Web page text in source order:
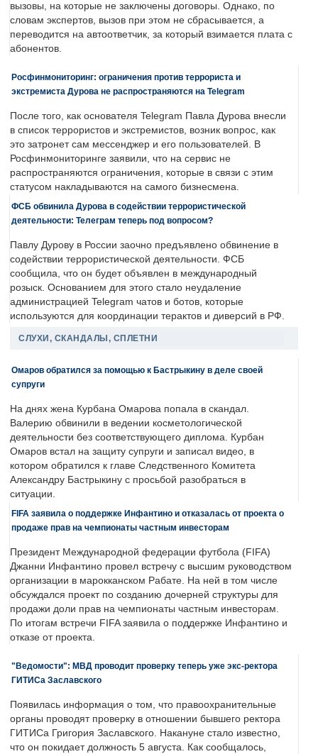
вызовы, на которые не заключены договоры. Однако, по
словам экспертов, вызов при этом не сбрасывается, а
переводится на автоответчик, за который взимается плата с
абонентов.
Росфинмониторинг: ограничения против террориста и
экстремиста Дурова не распространяются на Telegram
После того, как основателя Telegram Павла Дурова внесли
в список террористов и экстремистов, возник вопрос, как
это затронет сам мессенджер и его пользователей. В
Росфинмониторинге заявили, что на сервис не
распространяются ограничения, которые в связи с этим
статусом накладываются на самого бизнесмена.
ФСБ обвинила Дурова в содействии террористической
деятельности: Телеграм теперь под вопросом?
Павлу Дурову в России заочно предъявлено обвинение в
содействии террористической деятельности. ФСБ
сообщила, что он будет объявлен в международный
розыск. Основанием для этого стало неудаление
администрацией Telegram чатов и ботов, которые
используются для координации терактов и диверсий в РФ.
СЛУХИ, СКАНДАЛЫ, СПЛЕТНИ
Омаров обратился за помощью к Бастрыкину в деле своей
супруги
На днях жена Курбана Омарова попала в скандал.
Валерию обвинили в ведении косметологической
деятельности без соответствующего диплома. Курбан
Омаров встал на защиту супруги и записал видео, в
котором обратился к главе Следственного Комитета
Александру Бастрыкину с просьбой разобраться в
ситуации.
FIFA заявила о поддержке Инфантино и отказалась от проекта о
продаже прав на чемпионаты частным инвесторам
Президент Международной федерации футбола (FIFA)
Джанни Инфантино провел встречу с высшим руководством
организации в марокканском Рабате. На ней в том числе
обсуждался проект по созданию дочерней структуры для
продажи доли прав на чемпионаты частным инвесторам.
По итогам встречи FIFA заявила о поддержке Инфантино и
отказе от проекта.
"Ведомости": МВД проводит проверку теперь уже экс-ректора
ГИТИСа Заславского
Появилась информация о том, что правоохранительные
органы проводят проверку в отношении бывшего ректора
ГИТИСа Григория Заславского. Накануне стало известно,
что он покидает должность 5 августа. Как сообщалось,